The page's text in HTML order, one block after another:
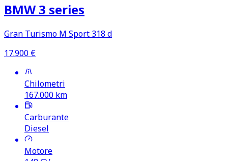
BMW 3 series
Gran Turismo M Sport 318 d
17.900 €
Chilometri
167.000 km
Carburante
Diesel
Motore